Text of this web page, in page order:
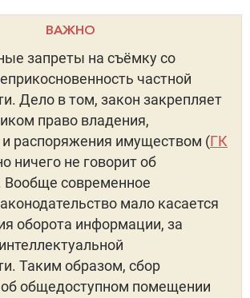
ВАЖНО
запреты на съёмку со
частной
Дело в том, закон закрепляет
право владения,
и распоряжения имуществом (ГК
ничего не говорит об
современное
мало касается
оборота информации, за
Таким образом, сбор
общедоступном помещении